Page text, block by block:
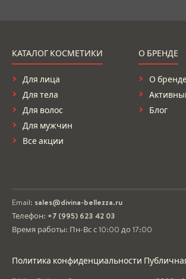
КАТАЛОГ КОСМЕТИКИ
Для лица
Для тела
Для волос
Для мужчин
Все акции
О БРЕНДЕ
О
Блог
Email: sales@divina-bellezza.ru
Телефон: +7 (995) 623 42 03
Время работы: Пн-Вс с 10:00 до 17:00
Политика конфиденциальности